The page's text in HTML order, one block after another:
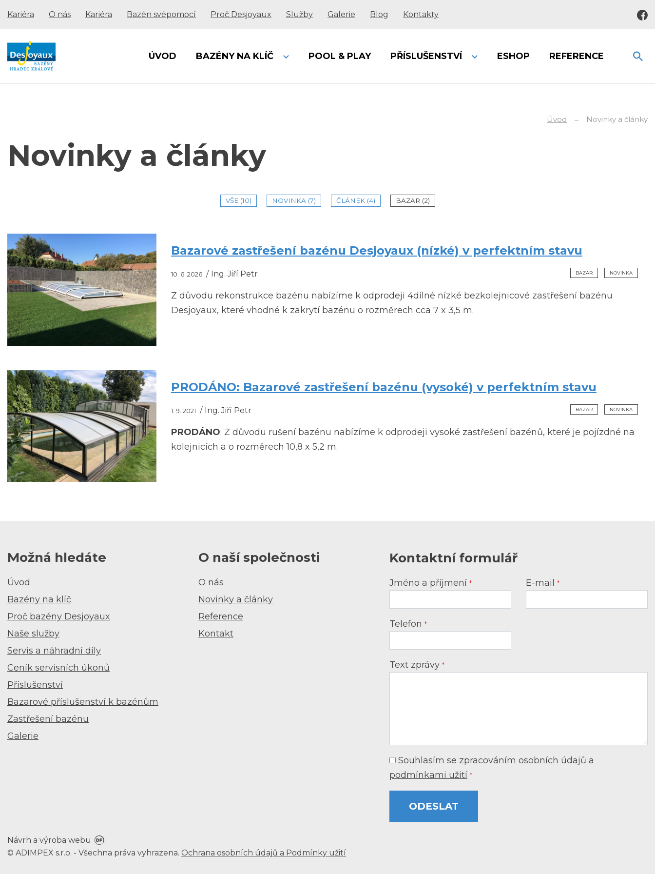
Kariéra O nás Kariéra Bazén svépomocí Proč Desjoyaux Služby Galerie Blog Kontakty
ÚVOD BAZÉNY NA KLÍČ POOL & PLAY PŘÍSLUŠENSTVÍ ESHOP REFERENCE
Úvod Novinky a články
Novinky a články
VŠE (10) NOVINKA (7) ČLÁNEK (4) BAZAR (2)
Bazarové zastřešení bazénu Desjoyaux (nízké) v perfektním stavu
10. 6. 2026 Ing. Jiří Petr BAZAR NOVINKA
Z důvodu rekonstrukce bazénu nabízíme k odprodeji 4dílné nízké bezkolejnicové zastřešení bazénu
Desjoyaux, které vhodné k zakrytí bazénu o rozměrech cca 7 x 3,5 m.
PRODÁNO: Bazarové zastřešení bazénu (vysoké) v perfektním stavu
1. 9. 2021 Ing. Jiří Petr BAZAR NOVINKA
PRODÁNO: Z důvodu rušení bazénu nabízíme k odprodeji vysoké zastřešení bazénů, které je pojízdné na
kolejnicích a o rozměrech 10,8 x 5,2 m.
Možná hledáte
Úvod
Bazény na klíč
Proč bazény Desjoyaux
Naše služby
Servis a náhradní díly
Ceník servisních úkonů
Příslušenství
Bazarové příslušenství k bazénům
Zastřešení bazénu
Galerie
O naší společnosti
O nás
Novinky a články
Reference
Kontakt
Kontaktní formulář
Jméno a příjmení * E-mail *
Telefon *
Text zprávy *
Souhlasím se zpracováním osobních údajů a
podmínkami užití *
ODESLAT
Návrh a výroba webu
© ADIMPEX s.r.o. - Všechna práva vyhrazena. Ochrana osobních údajů a Podmínky užití